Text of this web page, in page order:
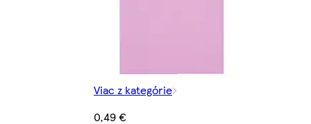
Viac z kategórie
0,49 €